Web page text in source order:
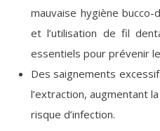
mauvaise hygiène
et l’utilisation de fil
essentiels pour prévenir
Des saignements
l’extraction, augmentant
risque d’infection.